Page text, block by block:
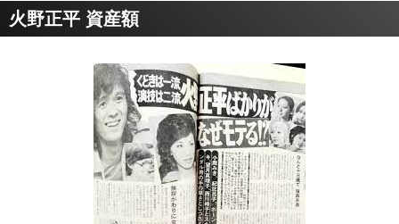
火野正平 資産額